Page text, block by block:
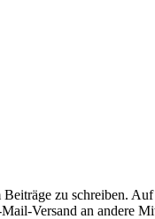
zu schreiben.
Versand an andere